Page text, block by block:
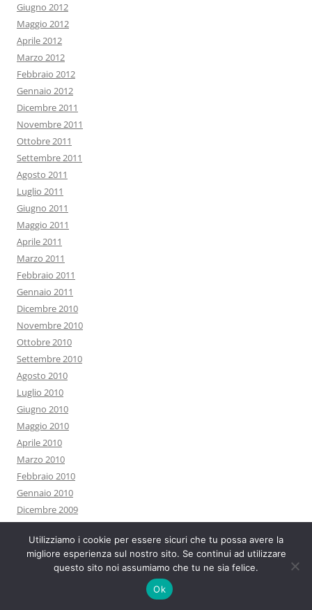
Giugno 2012
Maggio 2012
Aprile 2012
Marzo 2012
Febbraio 2012
Gennaio 2012
Dicembre 2011
Novembre 2011
Ottobre 2011
Settembre 2011
Agosto 2011
Luglio 2011
Giugno 2011
Maggio 2011
Aprile 2011
Marzo 2011
Febbraio 2011
Gennaio 2011
Dicembre 2010
Novembre 2010
Ottobre 2010
Settembre 2010
Agosto 2010
Luglio 2010
Giugno 2010
Maggio 2010
Aprile 2010
Marzo 2010
Febbraio 2010
Gennaio 2010
Dicembre 2009
Ottobre 2009
Settembre 2009
Agosto 2009
Utilizziamo i cookie per essere sicuri che tu possa avere la
migliore esperienza sul nostro sito. Se continui ad utilizzare
questo sito noi assumiamo che tu ne sia felice.
Ok